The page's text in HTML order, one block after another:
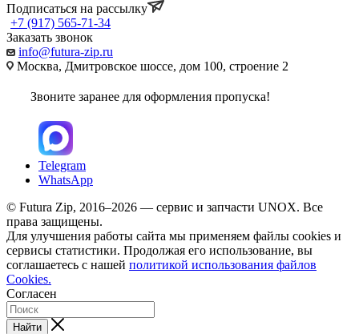
Подписаться на рассылку
+7 (917) 565-71-34
Заказать звонок
info@futura-zip.ru
Москва, Дмитровское шоссе, дом 100, строение 2
Звоните заранее для оформления пропуска!
Telegram
WhatsApp
© Futura Zip, 2016–2026 — сервис и запчасти UNOX. Все
права защищены.
Для улучшения работы сайта мы применяем файлы cookies и
сервисы статистики. Продолжая его использование, вы
соглашаетесь с нашей политикой использования файлов
Cookies.
Согласен
Найти